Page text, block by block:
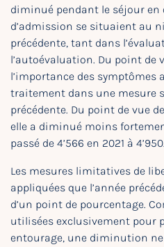
diminué pendant le séjour en
d’admission se situaient au
précédente, tant dans
l’autoévaluation. Du point de
l’importance des symptômes
traitement dans une mesure
précédente. Du point de vue
elle a diminué moins
passé de 4’566 en 2021 à 4’950.
Les mesures limitatives de
appliquées que l’année
d’un point de pourcentage.
utilisées exclusivement pour
entourage, une diminution